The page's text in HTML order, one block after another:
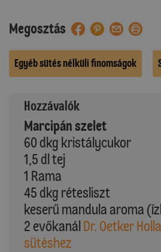
Megosztás
Egyéb sütés nélküli finomságok
Hozzávalók
Marcipán szelet
60 dkg kristálycukor
1,5 dl tej
1 Rama
45 dkg rétesliszt
keserű mandula aroma
2 evőkanálDr. Oetker
sütéshez